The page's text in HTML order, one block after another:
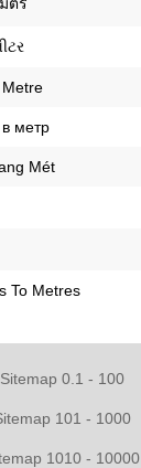
метр
Mét
To Metres
Sitemap 0.1 - 100
101 - 1000
1010 - 10000